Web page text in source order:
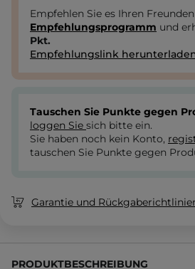
Empfehlen Sie es Ihren
Empfehlungsprogramm und
Pkt.
Empfehlungslink
Tauschen Sie Punkte gegen
loggen Sie sich bitte ein.
Sie haben noch kein Konto,
tauschen Sie Punkte gegen
Garantie und
PRODUKTBESCHREIBUNG